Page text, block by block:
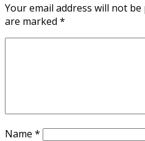
Your email address will not be
are marked *
Name *